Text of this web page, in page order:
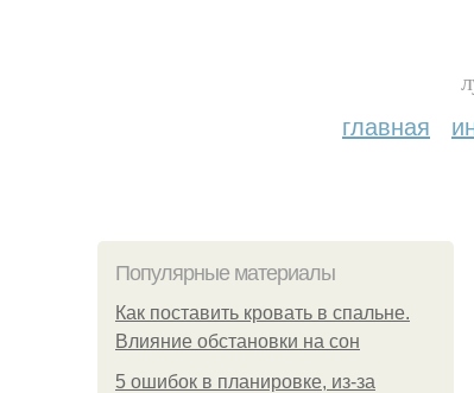
главная
Популярные материалы
Как поставить кровать в спальне.
Влияние обстановки на сон
5 ошибок в планировке, из-за